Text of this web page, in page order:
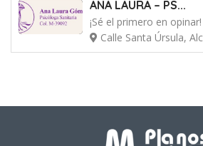
ANA LAURA – PS...
¡Sé el primero en opinar!
Calle Santa Úrsula,